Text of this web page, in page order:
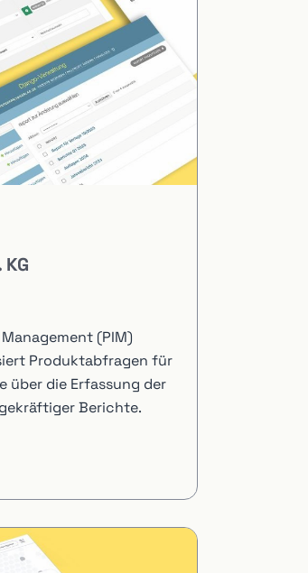
(PIM)
Produktabfragen für
über die Erfassung der
Berichte.